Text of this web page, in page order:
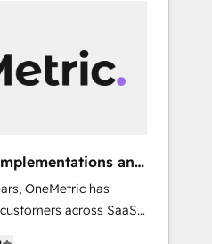
& End to end
& enrichment 📘
insights.
and
OneMetric has
across SaaS,
estate, and other